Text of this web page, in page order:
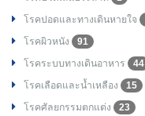
โรคปอดและทางเดินหายใจ
โรคผิวหนัง
91
โรคระบบทางเดินอาหาร
44
โรคเลือดและน้ำเหลือง
15
โรคศัลยกรรมตกแต่ง
23